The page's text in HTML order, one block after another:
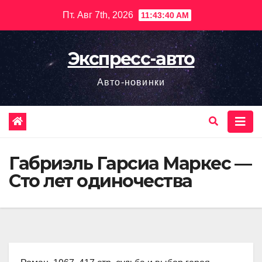
содержимому
Пт. Авг 7th, 2026 11:43:41 AM
Экспресс-авто
Авто-новинки
Габриэль Гарсиа Маркес —
Сто лет одиночества